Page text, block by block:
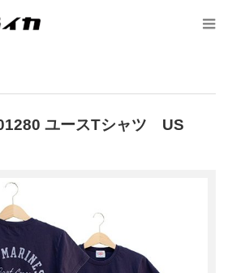
ユースTシャツ US